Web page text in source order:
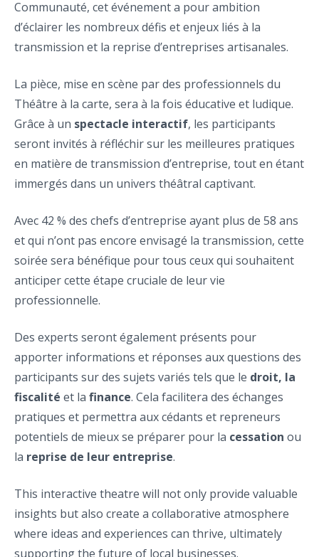
Communauté, cet événement a pour ambition
d’éclairer les nombreux défis et enjeux liés à la
transmission et la reprise d’entreprises artisanales.
La pièce, mise en scène par des professionnels du
Théâtre à la carte, sera à la fois éducative et ludique.
Grâce à un spectacle interactif, les participants
seront invités à réfléchir sur les meilleures pratiques
en matière de transmission d’entreprise, tout en étant
immergés dans un univers théâtral captivant.
Avec 42 % des chefs d’entreprise ayant plus de 58 ans
et qui n’ont pas encore envisagé la transmission, cette
soirée sera bénéfique pour tous ceux qui souhaitent
anticiper cette étape cruciale de leur vie
professionnelle.
Des experts seront également présents pour
apporter informations et réponses aux questions des
participants sur des sujets variés tels que le droit, la
fiscalité et la finance. Cela facilitera des échanges
pratiques et permettra aux cédants et repreneurs
potentiels de mieux se préparer pour la cessation ou
la reprise de leur entreprise.
This interactive theatre will not only provide valuable
insights but also create a collaborative atmosphere
where ideas and experiences can thrive, ultimately
supporting the future of local businesses.